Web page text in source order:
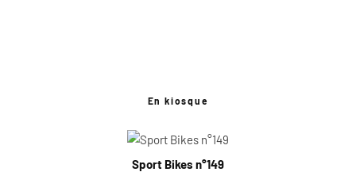
En kiosque
Sport Bikes n°149